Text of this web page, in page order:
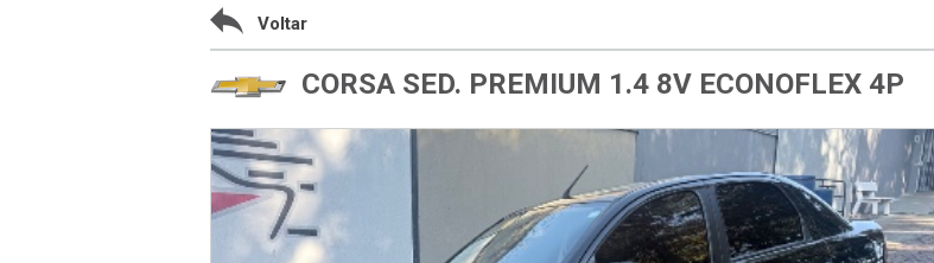
Voltar
CORSA SED. PREMIUM 1.4 8V ECONOFLEX 4P